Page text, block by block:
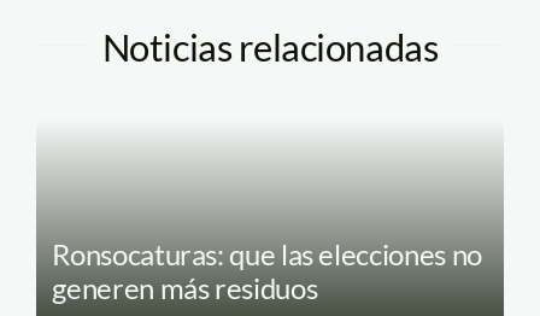
Noticias relacionadas
Ronsocaturas: que las elecciones no
generen más residuos